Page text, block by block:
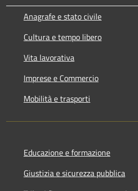
Anagrafe e stato civile
Cultura e tempo libero
Vita lavorativa
Imprese e Commercio
Mobilità e trasporti
Educazione e formazione
Giustizia e sicurezza pubblica